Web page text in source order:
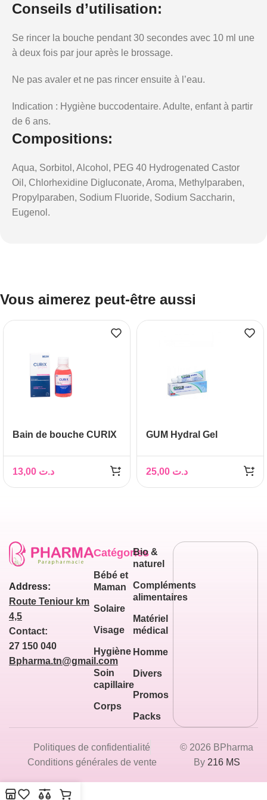
Conseils d’utilisation:
Se rincer la bouche pendant 30 secondes avec 10 ml une
à deux fois par jour après le brossage.
Ne pas avaler et ne pas rincer ensuite à l’eau.
Indication : Hygiène buccodentaire. Adulte, enfant à partir
de 6 ans.
Compositions:
Aqua, Sorbitol, Alcohol, PEG 40 Hydrogenated Castor
Oil, Chlorhexidine Digluconate, Aroma, Methylparaben,
Propylparaben, Sodium Fluoride, Sodium Saccharin,
Eugenol.
Vous aimerez peut-être aussi
Bain de bouche CURIX
د.ت
GUM Hydral Gel
د.ت
Address:
Route Teniour km
4,5
Contact:
27 150 040
Bpharma.tn@gmail.com
Catégories
Bébé et
Maman
Solaire
Visage
Hygiène
Soin
capillaire
Corps
Bio &
naturel
Compléments
alimentaires
Matériel
médical
Homme
Divers
Promos
Packs
© 2026 BPharma
By 216 MS
Politiques de confidentialité
Conditions générales de vente